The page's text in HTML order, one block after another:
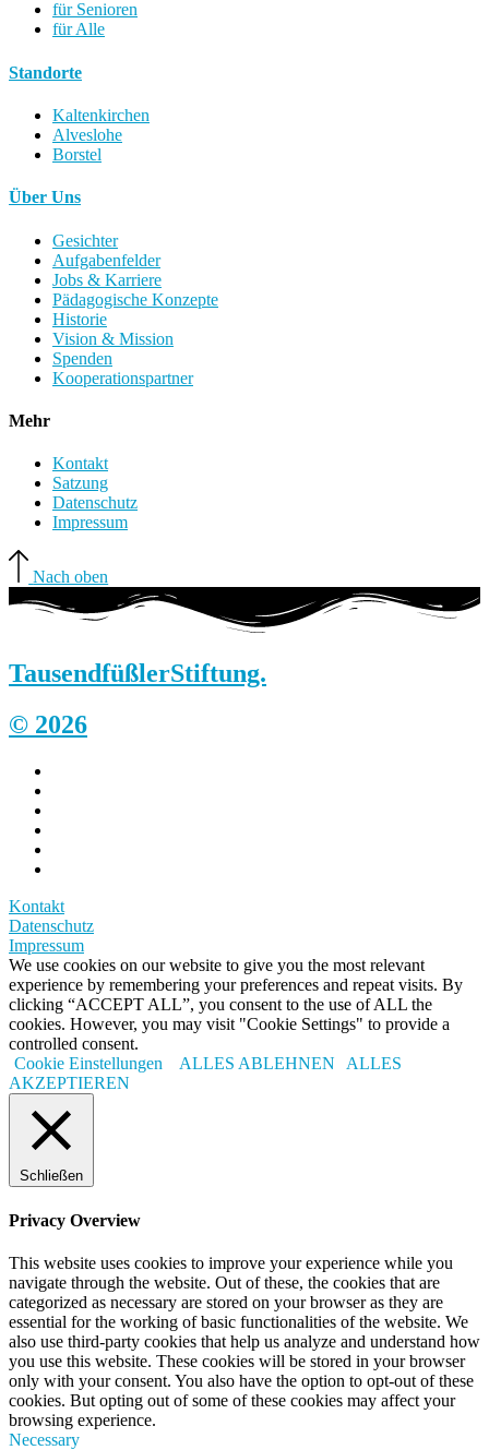
für Senioren
für Alle
Standorte
Kaltenkirchen
Alveslohe
Borstel
Über Uns
Gesichter
Aufgabenfelder
Jobs & Karriere
Pädagogische Konzepte
Historie
Vision & Mission
Spenden
Kooperationspartner
Mehr
Kontakt
Satzung
Datenschutz
Impressum
Nach oben
TausendfüßlerStiftung.
© 2026
Kontakt
Datenschutz
Impressum
We use cookies on our website to give you the most relevant
experience by remembering your preferences and repeat visits. By
clicking “ACCEPT ALL”, you consent to the use of ALL the
cookies. However, you may visit "Cookie Settings" to provide a
controlled consent.
Cookie Einstellungen
ALLES ABLEHNEN
ALLES
AKZEPTIEREN
Schließen
Privacy Overview
This website uses cookies to improve your experience while you
navigate through the website. Out of these, the cookies that are
categorized as necessary are stored on your browser as they are
essential for the working of basic functionalities of the website. We
also use third-party cookies that help us analyze and understand how
you use this website. These cookies will be stored in your browser
only with your consent. You also have the option to opt-out of these
cookies. But opting out of some of these cookies may affect your
browsing experience.
Necessary